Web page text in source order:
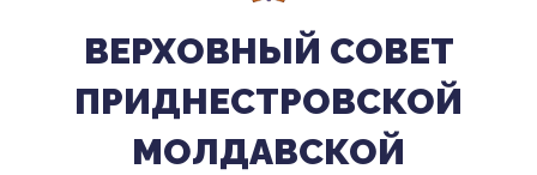
ВЕРХОВНЫЙ CОВЕТ
ПРИДНЕСТРОВСКОЙ
МОЛДАВСКОЙ